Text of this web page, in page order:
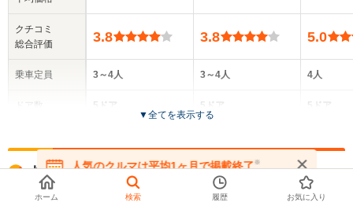
クチコミ
総合評価
乗車定員
3.8
3～4人
5ドア
全高
3.8
3～4人
5ドア
全高
5.0
4人
5ドア
全
▼全てを表示する
お探しの車種でリースできるクルマ
人気のクルマは平均1ヶ月で掲載終了※
在庫が無くなる前にお問い合わせください
ホーム 検索 履歴 お気に入り